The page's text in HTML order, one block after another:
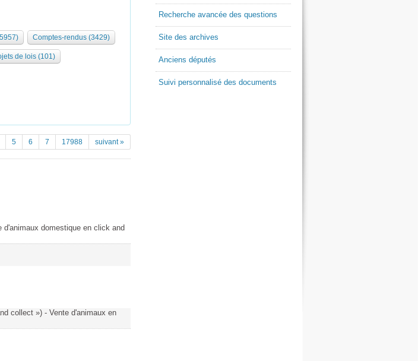
Comptes-rendus (3429)
de lois (101)
5 6 7 17988 suivant »
domestique en click and
collect ») - Vente d'animaux en
Recherche avancée des questions
Site des archives
Anciens députés
Suivi personnalisé des documents